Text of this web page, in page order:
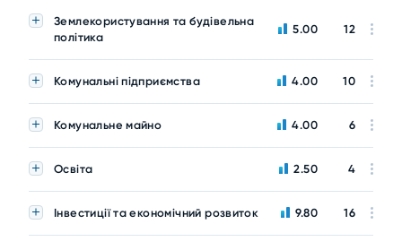
Землекористування та будівельна
політика
5.00 12
Комунальні підприємства 4.00 10
Комунальне майно 4.00 6
Освіта 2.50 4
Інвестиції та економічний розвиток 9.80 16